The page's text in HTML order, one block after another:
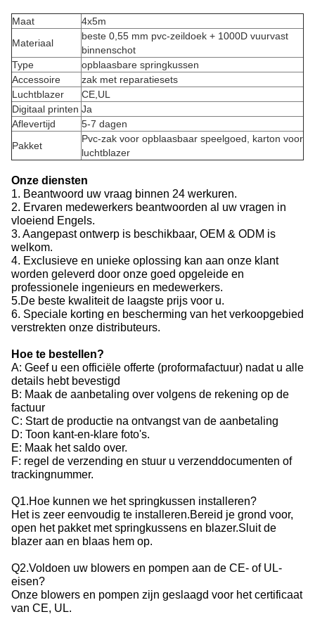
Maat
4x5m
Materiaal
beste 0,55 mm pvc-zeildoek + 1000D vuurvast
binnenschot
Type
opblaasbare springkussen
Accessoire
zak met reparatiesets
Luchtblazer
CE,UL
Digitaal printen Ja
Aflevertijd
5-7 dagen
Pakket
Pvc-zak voor opblaasbaar speelgoed, karton voor
luchtblazer
Onze diensten
1. Beantwoord uw vraag binnen 24 werkuren.
2. Ervaren medewerkers beantwoorden al uw vragen in
vloeiend Engels.
3. Aangepast ontwerp is beschikbaar, OEM & ODM is
welkom.
4. Exclusieve en unieke oplossing kan aan onze klant
worden geleverd door onze goed opgeleide en
professionele ingenieurs en medewerkers.
5.De beste kwaliteit de laagste prijs voor u.
6. Speciale korting en bescherming van het verkoopgebied
verstrekten onze distributeurs.
Hoe te bestellen?
A: Geef u een officiële offerte (proformafactuur) nadat u alle
details hebt bevestigd
B: Maak de aanbetaling over volgens de rekening op de
factuur
C: Start de productie na ontvangst van de aanbetaling
D: Toon kant-en-klare foto's.
E: Maak het saldo over.
F: regel de verzending en stuur u verzenddocumenten of
trackingnummer.
Q1.Hoe kunnen we het springkussen installeren?
Het is zeer eenvoudig te installeren.Bereid je grond voor,
open het pakket met springkussens en blazer.Sluit de
blazer aan en blaas hem op.
Q2.Voldoen uw blowers en pompen aan de CE- of UL-
eisen?
Onze blowers en pompen zijn geslaagd voor het certificaat
van CE, UL.